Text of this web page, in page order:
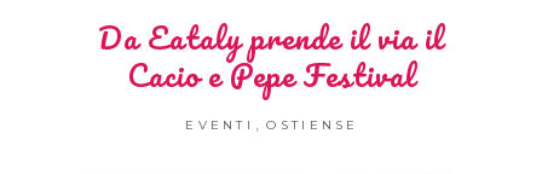
Da Eataly prende il via il
Cacio e Pepe Festival
EVENTI , OSTIENSE